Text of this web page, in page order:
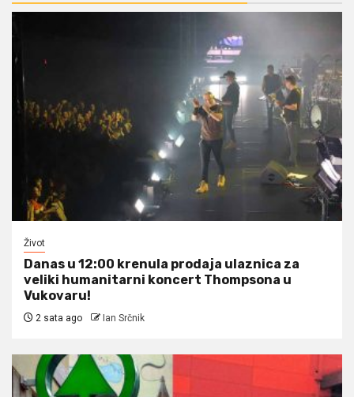
Život
Danas u 12:00 krenula prodaja ulaznica za
veliki humanitarni koncert Thompsona u
Vukovaru!
2 sata ago Ian Srčnik